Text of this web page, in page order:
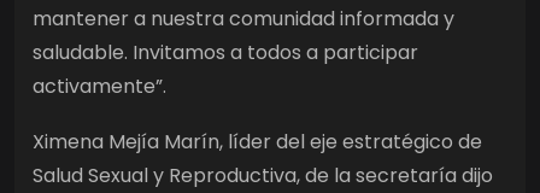
mantener a nuestra comunidad informada y
saludable. Invitamos a todos a participar
activamente”.
Ximena Mejía Marín, líder del eje estratégico de
Salud Sexual y Reproductiva, de la secretaría dijo